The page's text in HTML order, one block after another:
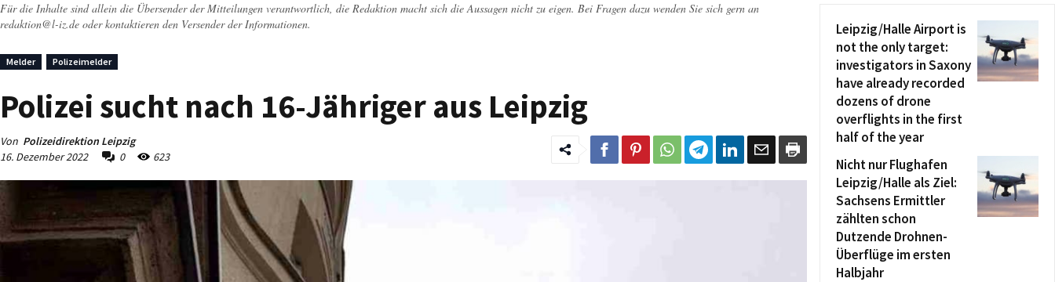
Für die Inhalte sind allein die Übersender der Mitteilungen verantwortlich, die Redaktion macht sich die Aussagen nicht zu eigen. Bei Fragen dazu wenden Sie sich gern an
redaktion@l-iz.de oder kontaktieren den Versender der Informationen.
Melder Polizeimelder
Polizei sucht nach 16-Jähriger aus Leipzig
Von Polizeidirektion Leipzig
16. Dezember 2022
0 623
Leipzig/Halle Airport is
not the only target:
investigators in Saxony
have already recorded
dozens of drone
overflights in the first
half of the year
Nicht nur Flughafen
Leipzig/Halle als Ziel:
Sachsens Ermittler
zählten schon
Dutzende Drohnen-
Überflüge im ersten
Halbjahr